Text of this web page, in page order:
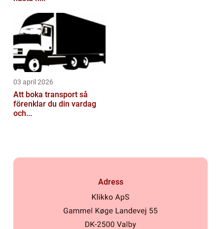
03 april 2026
Att boka transport så
förenklar du din vardag
och...
Adress